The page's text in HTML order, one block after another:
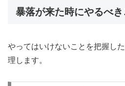
暴落が来た時にやるべき
やってはいけないことを把握し
理します。